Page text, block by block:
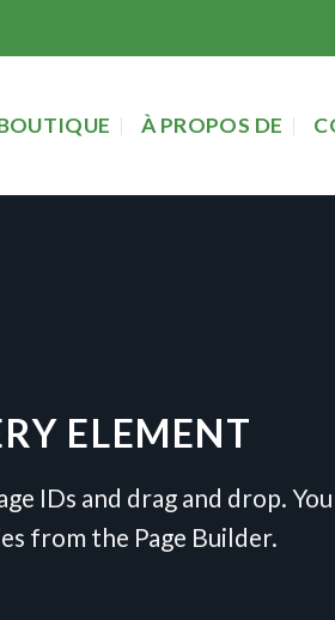
À PROPOS DE
ELEMENT
IDs and drag and drop.
from the Page Builder.